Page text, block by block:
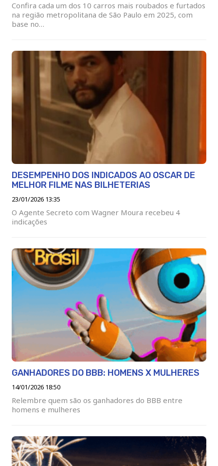
Confira cada um dos 10 carros mais roubados e furtados
na região metropolitana de São Paulo em 2025, com
base no…
DESEMPENHO DOS INDICADOS AO OSCAR DE
MELHOR FILME NAS BILHETERIAS
23/01/2026 13:35
O Agente Secreto com Wagner Moura recebeu 4
indicações
GANHADORES DO BBB: HOMENS X MULHERES
14/01/2026 18:50
Relembre quem são os ganhadores do BBB entre
homens e mulheres